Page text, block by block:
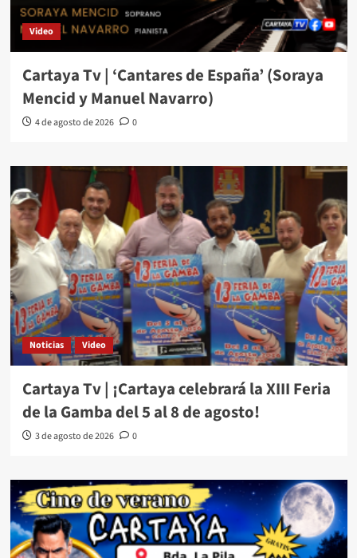
Video
Cartaya Tv | ‘Cantares de España’ (Soraya
Mencid y Manuel Navarro)
4 de agosto de 2026 0
Noticias Video
Cartaya Tv | ¡Cartaya celebrará la XIII Feria
de la Gamba del 5 al 8 de agosto!
3 de agosto de 2026 0